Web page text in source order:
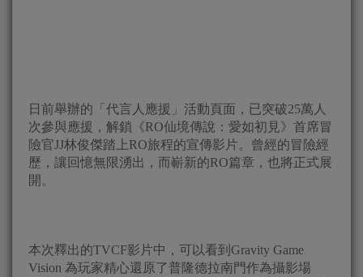
日前舉辦的「代言人應援」活動頁面，已突破25萬人
次參與應援，解鎖《RO仙境傳說：愛如初見》首席冒
險官JJ林俊傑踏上RO旅程的宣傳影片。曾經的冒險經
歷，讓回憶無限湧出，而嶄新的RO篇章，也將正式展
開。
本次釋出的TVCF影片中，可以看到Gravity Game
Vision 為玩家精心還原了普隆德拉南門作為攝影場